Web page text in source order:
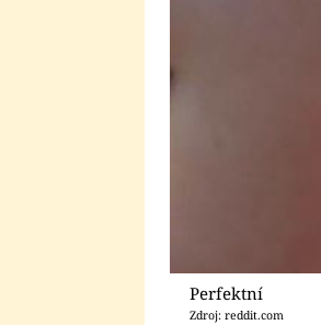
Perfektní
Zdroj: reddit.com